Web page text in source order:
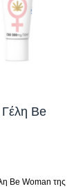
Γέλη Be
Be Woman της